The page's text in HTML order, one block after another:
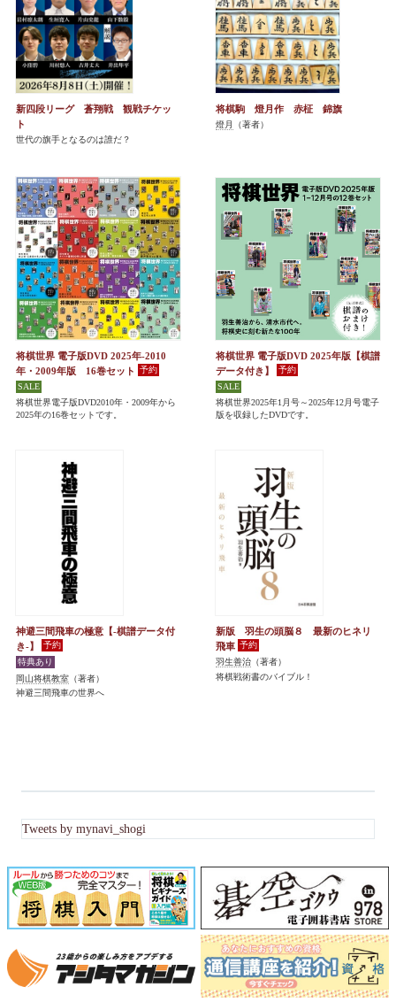
新四段リーグ 蒼翔戦 観戦チケッ
ト
世代の旗手となるのは誰だ？
将棋駒 燈月作 赤柾 錦旗
燈月 （著者）
将棋世界 電子版DVD 2025年-2010
年・2009年版 16巻セット
将棋世界電子版DVD2010年・2009年から
2025年の16巻セットです。
将棋世界 電子版DVD 2025年版【棋譜
データ付き】
将棋世界2025年1月号～2025年12月号電子
版を収録したDVDです。
神避三間飛車の極意【-棋譜データ付
き-】
岡山将棋教室 （著者）
神避三間飛車の世界へ
新版 羽生の頭脳８ 最新のヒネリ
飛車
羽生善治 （著者）
将棋戦術書のバイブル！
Tweets by mynavi_shogi